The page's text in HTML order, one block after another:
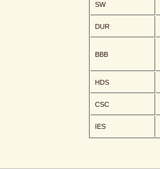
SW
DUR
BBB
HDS
CSC
IES